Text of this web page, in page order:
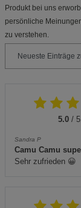
Produkt bei uns
persönliche
zu verstehen.
5.0 /
Sandra P
Camu Camu
Sehr zufrieden 😀